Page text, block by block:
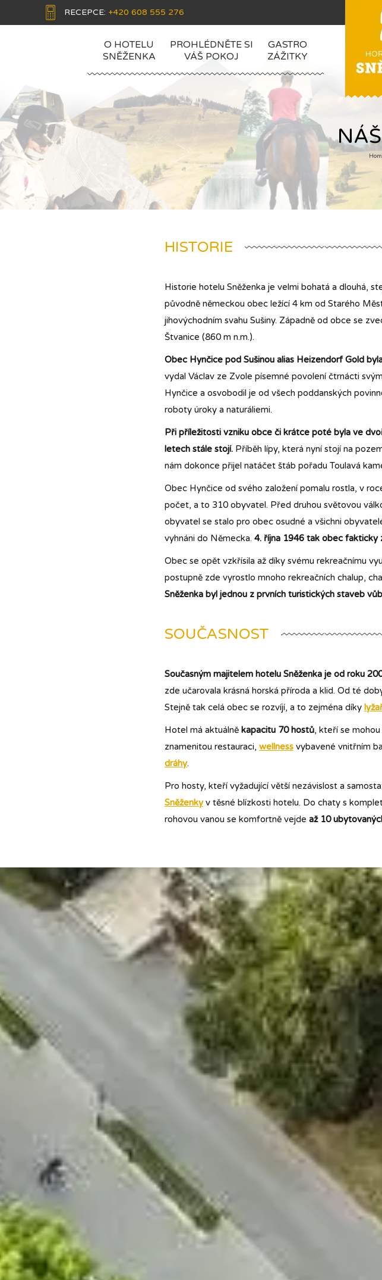
RECEPCE: +420 608 555 276
O HOTELU
SNĚŽENKA
PROHLÉDNĚTE SI
VÁŠ POKOJ
GASTRO
ZÁŽITKY
HISTORIE
Historie hotelu Sněženka je velmi bohatá a dlouhá,
původně německou obec ležící 4 km od Starého
jihovýchodním svahu Sušiny. Západně od obce se
Štvanice (860 m n.m.).
Obec Hynčice pod Sušinou alias Heizendorf Gold
vydal Václav ze Zvole písemné povolení čtrnácti
Hynčice a osvobodil je od všech poddanských
roboty úroky a naturáliemi.
Při příležitosti vzniku obce či krátce poté byla ve
letech stále stojí. Příběh lípy, která nyní stojí na
nám dokonce přijel natáčet štáb pořadu Toulavá
Obec Hynčice od svého založení pomalu rostla, v
počet, a to 310 obyvatel. Před druhou světovou
obyvatel se stalo pro obec osudné a všichni
vyhnáni do Německa. 4. října 1946 tak obec fakticky
Obec se opět vzkřísila až díky svému rekreačnímu
postupně zde vyrostlo mnoho rekreačních chalup,
Sněženka byl jednou z prvních turistických staveb
SOUČASNOST
Současným majitelem hotelu Sněženka je od roku
zde učarovala krásná horská příroda a klid. Od té
Stejně tak celá obec se rozvíjí, a to zejména díky
Hotel má aktuálně kapacitu 70 hostů, kteří se
znamenitou restauraci, wellness vybavené vnitřním
dráhy.
Pro hosty, kteří vyžadující větší nezávislost a
Sněženkyv těsné blízkosti hotelu. Do chaty s
rohovou vanou se komfortně vejde až 10